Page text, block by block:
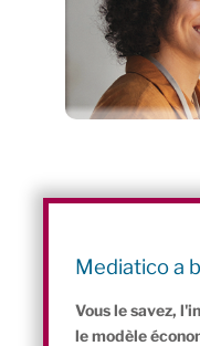
Créée en 2005 et
(90%), notamment
Mediatico a
Vous le savez,
le modèle